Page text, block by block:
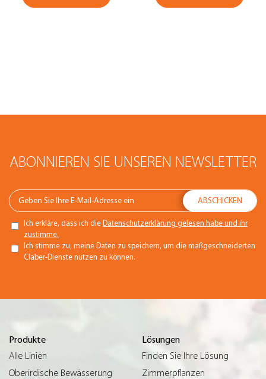
ABONNIEREN SIE UNSEREN NEWSLETTER
Ich erkläre, dass ich die Datenschutzerklärung gelesen habe und ihr
zustimme.
Ich stimme zu, meine Daten zu speichern, um die maßgeschneiderten
Claber-Dienste nutzen zu können.
Produkte
Alle Linien
Oberirdische Bewässerung
Lösungen
Finden Sie Ihre Lösung
Zimmerpflanzen